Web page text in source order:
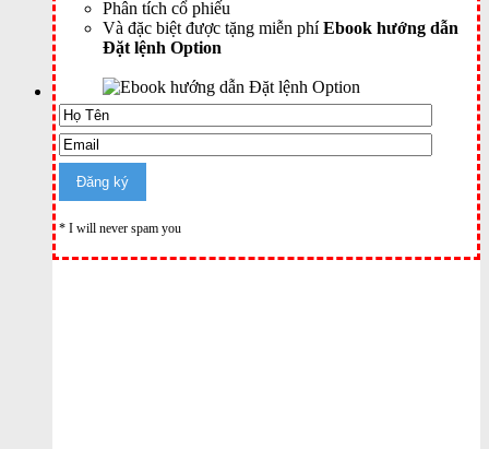
Phân tích cổ phiếu
Và đặc biệt được tặng miễn phíEbook hướng dẫn
Đặt lệnh Option
* I will never spam you